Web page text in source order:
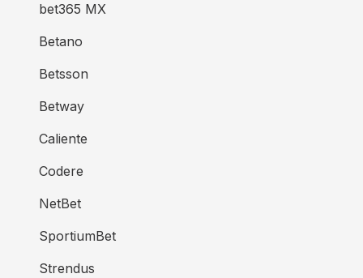
bet365 MX
Betano
Betsson
Betway
Caliente
Codere
NetBet
SportiumBet
Strendus